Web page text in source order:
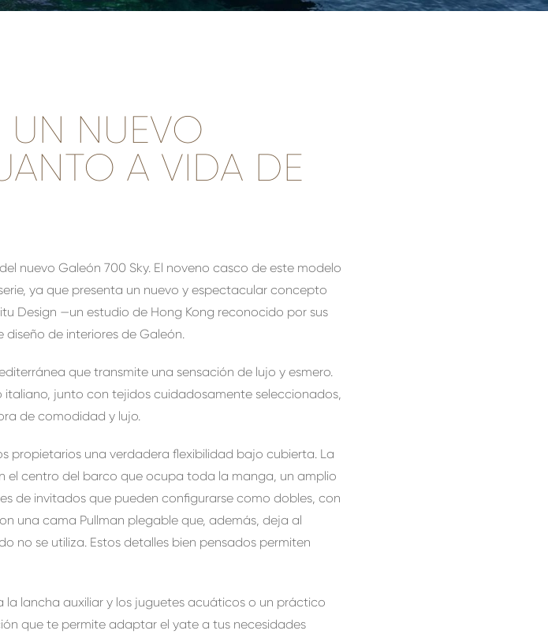
UN NUEVO
A VIDA DE
nuevo Galeón 700 Sky. El noveno casco de este modelo
ya que presenta un nuevo y espectacular concepto
Design —un estudio de Hong Kong reconocido por sus
de interiores de Galeón.
que transmite una sensación de lujo y esmero.
junto con tejidos cuidadosamente seleccionados,
de comodidad y lujo.
propietarios una verdadera flexibilidad bajo cubierta. La
el centro del barco que ocupa toda la manga, un amplio
de invitados que pueden configurarse como dobles, con
una cama Pullman plegable que, además, deja al
no se utiliza. Estos detalles bien pensados permiten
lancha auxiliar y los juguetes acuáticos o un práctico
que te permite adaptar el yate a tus necesidades